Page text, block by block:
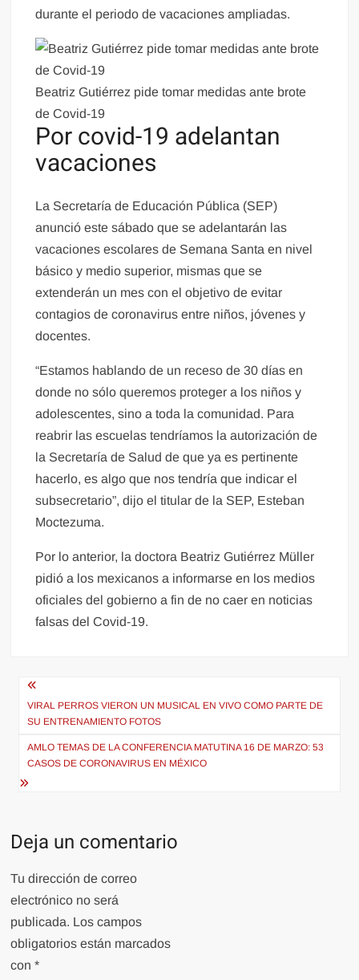
durante el periodo de vacaciones ampliadas.
Beatriz Gutiérrez pide tomar medidas ante brote
de Covid-19
Por covid-19 adelantan
vacaciones
La Secretaría de Educación Pública (SEP)
anunció este sábado que se adelantarán las
vacaciones escolares de Semana Santa en nivel
básico y medio superior, mismas que se
extenderán un mes con el objetivo de evitar
contagios de coronavirus entre niños, jóvenes y
docentes.
“Estamos hablando de un receso de 30 días en
donde no sólo queremos proteger a los niños y
adolescentes, sino a toda la comunidad. Para
reabrir las escuelas tendríamos la autorización de
la Secretaría de Salud de que ya es pertinente
hacerlo, es algo que nos tendría que indicar el
subsecretario”, dijo el titular de la SEP, Esteban
Moctezuma.
Por lo anterior, la doctora Beatriz Gutiérrez Müller
pidió a los mexicanos a informarse en los medios
oficiales del gobierno a fin de no caer en noticias
falsas del Covid-19.
Navegación
de
entradas
VIRAL PERROS VIERON UN MUSICAL EN VIVO COMO PARTE DE
SU ENTRENAMIENTO FOTOS
AMLO TEMAS DE LA CONFERENCIA MATUTINA 16 DE MARZO: 53
CASOS DE CORONAVIRUS EN MÉXICO
Deja un comentario
Tu dirección de correo
electrónico no será
publicada. Los campos
obligatorios están marcados
con*